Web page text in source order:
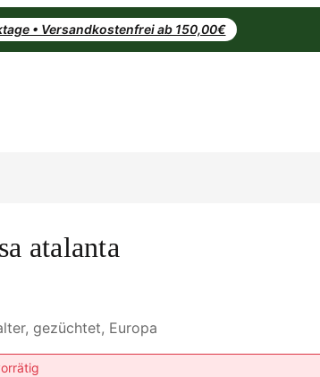
• Versandkostenfrei ab 150,00€
atalanta
gezüchtet, Europa